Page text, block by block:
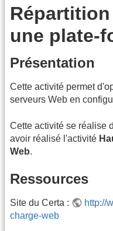
une plate-
Présentation
Cette activité permet
serveurs Web en
Cette activité se réalise
avoir réalisé l'activité
Web.
Ressources
Site du Certa :
http://
charge-web